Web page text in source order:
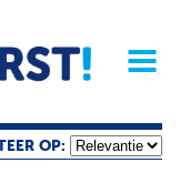
Magazine
OP: